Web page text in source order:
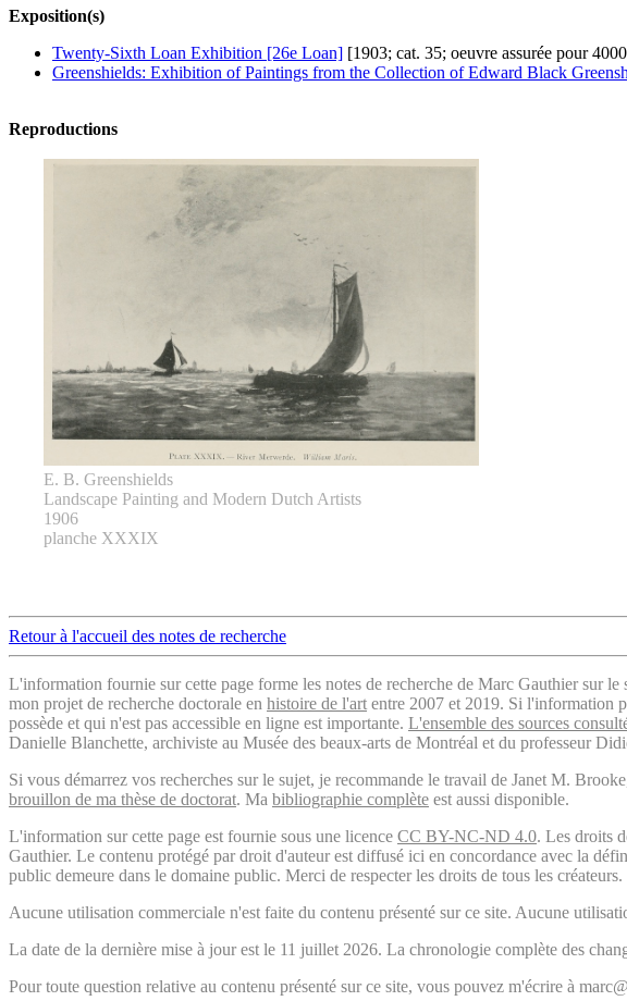
Exposition(s)
Twenty-Sixth Loan Exhibition [26e Loan] [1903; cat. 35; oeuvre assurée pour
Greenshields: Exhibition of Paintings from the Collection of Edward Black
Reproductions
E. B. Greenshields
Landscape Painting and Modern Dutch Artists
1906
planche XXXIX
Retour à l'accueil des notes de recherche
L'information fournie sur cette page forme les notes de recherche de Marc Gauthier sur le
mon projet de recherche doctorale en histoire de l'art entre 2007 et 2019. Si l'information
possède et qui n'est pas accessible en ligne est importante. L'ensemble des sources
Danielle Blanchette, archiviste au Musée des beaux-arts de Montréal et du professeur
Si vous démarrez vos recherches sur le sujet, je recommande le travail de Janet M.
brouillon de ma thèse de doctorat. Ma bibliographie complète est aussi disponible.
L'information sur cette page est fournie sous une licence CC BY-NC-ND 4.0. Les droits
Gauthier. Le contenu protégé par droit d'auteur est diffusé ici en concordance avec la
public demeure dans le domaine public. Merci de respecter les droits de tous les créateurs.
Aucune utilisation commerciale n'est faite du contenu présenté sur ce site. Aucune
La date de la dernière mise à jour est le 11 juillet 2026. La chronologie complète des
Pour toute question relative au contenu présenté sur ce site, vous pouvez m'écrire à